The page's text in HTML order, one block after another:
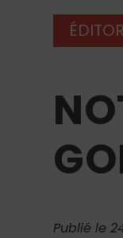
Publié le